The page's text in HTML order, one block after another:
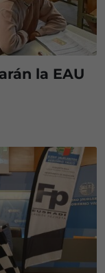
la EAU